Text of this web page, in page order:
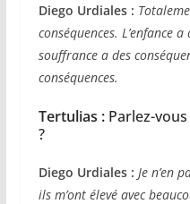
Diego Urdiales :
conséquences. L’enfance
souffrance a des
conséquences.
Tertulias : Parlez-
?
Diego Urdiales : Je n’en
ils m’ont élevé avec